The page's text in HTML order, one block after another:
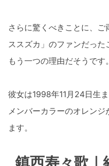
さらに驚くべきことに、
ススズカ」のファンだっ
もう一つの理由だそうです。
彼女は1998年11月24日生
メンバーカラーのオレン
ます。
鎮西寿々歌｜